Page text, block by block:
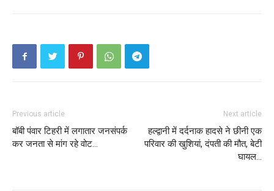
Previous article
बॉबी पंवार टिहरी में लगातार जनसंपर्क
कर जनता से मांग रहे वोट…
Next article
हल्द्वानी में दर्दनाक हादसे ने छीनी एक
परिवार की खुशियां, दंपती की मौत, बेटी
घायल…